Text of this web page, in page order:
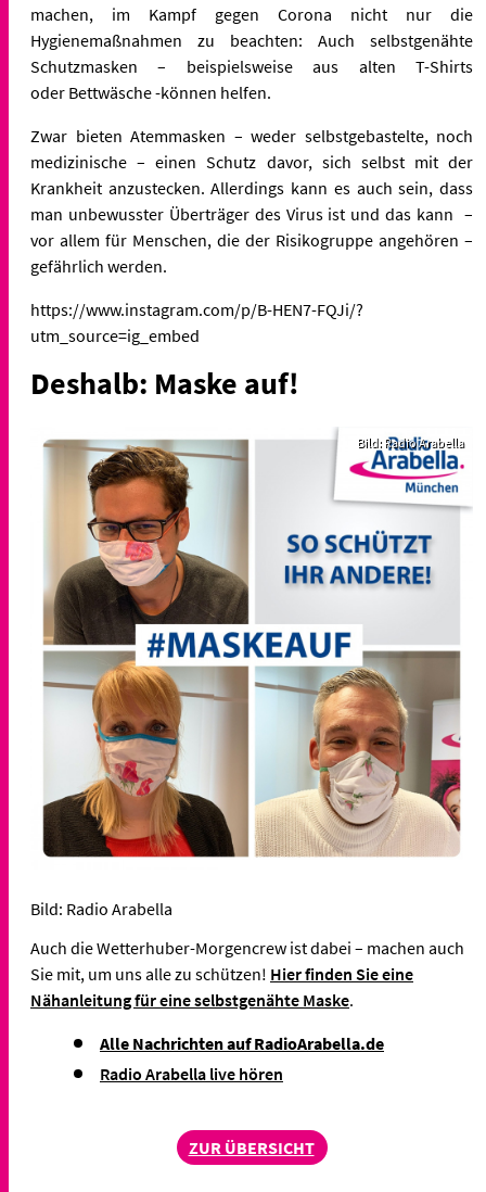
machen, im Kampf gegen Corona nicht nur die
Hygienemaßnahmen zu beachten: Auch selbstgenähte
Schutzmasken – beispielsweise aus alten T-Shirts
oder Bettwäsche -können helfen.
Zwar bieten Atemmasken – weder selbstgebastelte, noch
medizinische – einen Schutz davor, sich selbst mit der
Krankheit anzustecken. Allerdings kann es auch sein, dass
man unbewusster Überträger des Virus ist und das kann –
vor allem für Menschen, die der Risikogruppe angehören –
gefährlich werden.
https://www.instagram.com/p/B-HEN7-FQJi/?
utm_source=ig_embed
Deshalb: Maske auf!
Bild: Radio Arabella
Bild: Radio Arabella
Auch die Wetterhuber-Morgencrew ist dabei – machen auch
Sie mit, um uns alle zu schützen! Hier finden Sie eine
Nähanleitung für eine selbstgenähte Maske.
Alle Nachrichten auf RadioArabella.de
Radio Arabella live hören
ZUR ÜBERSICHT